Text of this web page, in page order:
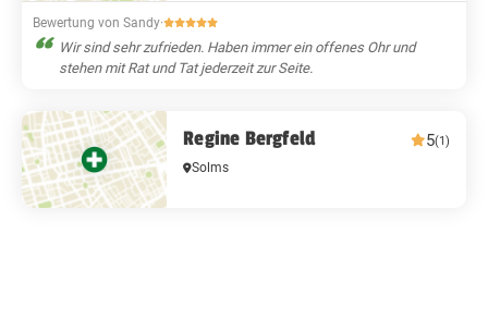
Bewertung von Sandy·
Wir sind sehr zufrieden. Haben immer ein offenes Ohr und
stehen mit Rat und Tat jederzeit zur Seite.
Regine Bergfeld 5(1)
Solms